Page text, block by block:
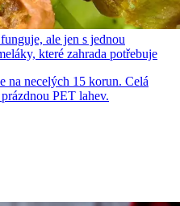
ale jen s jednou
které zahrada potřebuje
na necelých 15 korun. Celá
PET lahev.